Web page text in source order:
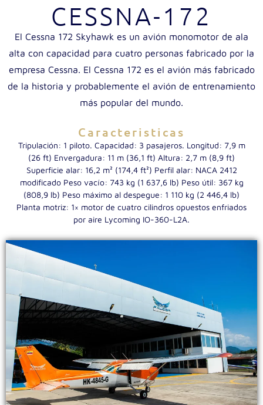
CESSNA-172
El Cessna 172 Skyhawk es un avión monomotor de ala
alta con capacidad para cuatro personas fabricado por la
empresa Cessna. El Cessna 172 es el avión más fabricado
de la historia y probablemente el avión de entrenamiento
más popular del mundo.
Caracteristicas
Tripulación: 1 piloto. Capacidad: 3 pasajeros. Longitud: 7,9 m
(26 ft) Envergadura: 11 m (36,1 ft) Altura: 2,7 m (8,9 ft)
Superficie alar: 16,2 m² (174,4 ft²) Perfil alar: NACA 2412
modificado Peso vacío: 743 kg (1 637,6 lb) Peso útil: 367 kg
(808,9 lb) Peso máximo al despegue: 1 110 kg (2 446,4 lb)
Planta motriz: 1× motor de cuatro cilindros opuestos enfriados
por aire Lycoming IO-360-L2A.